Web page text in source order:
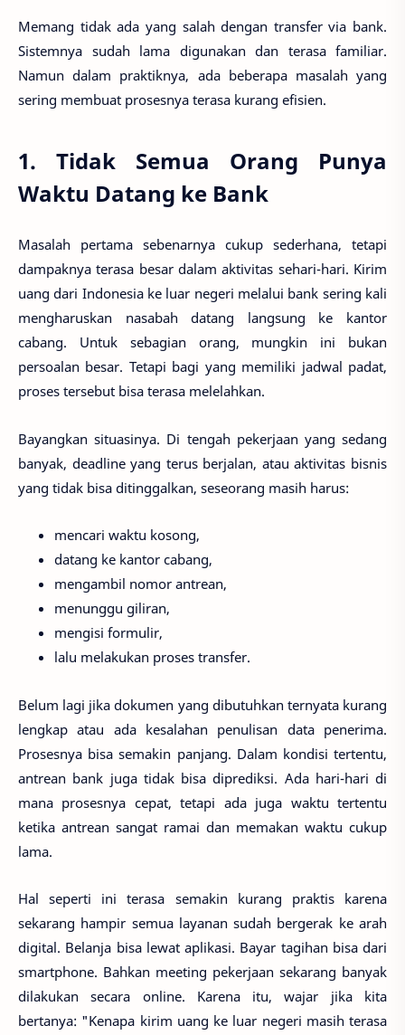
Memang tidak ada yang salah dengan transfer via bank.
Sistemnya sudah lama digunakan dan terasa familiar.
Namun dalam praktiknya, ada beberapa masalah yang
sering membuat prosesnya terasa kurang efisien.
1. Tidak Semua Orang Punya
Waktu Datang ke Bank
Masalah pertama sebenarnya cukup sederhana, tetapi
dampaknya terasa besar dalam aktivitas sehari-hari. Kirim
uang dari Indonesia ke luar negeri melalui bank sering kali
mengharuskan nasabah datang langsung ke kantor
cabang. Untuk sebagian orang, mungkin ini bukan
persoalan besar. Tetapi bagi yang memiliki jadwal padat,
proses tersebut bisa terasa melelahkan.
Bayangkan situasinya. Di tengah pekerjaan yang sedang
banyak, deadline yang terus berjalan, atau aktivitas bisnis
yang tidak bisa ditinggalkan, seseorang masih harus:
mencari waktu kosong,
datang ke kantor cabang,
mengambil nomor antrean,
menunggu giliran,
mengisi formulir,
lalu melakukan proses transfer.
Belum lagi jika dokumen yang dibutuhkan ternyata kurang
lengkap atau ada kesalahan penulisan data penerima.
Prosesnya bisa semakin panjang. Dalam kondisi tertentu,
antrean bank juga tidak bisa diprediksi. Ada hari-hari di
mana prosesnya cepat, tetapi ada juga waktu tertentu
ketika antrean sangat ramai dan memakan waktu cukup
lama.
Hal seperti ini terasa semakin kurang praktis karena
sekarang hampir semua layanan sudah bergerak ke arah
digital. Belanja bisa lewat aplikasi. Bayar tagihan bisa dari
smartphone. Bahkan meeting pekerjaan sekarang banyak
dilakukan secara online. Karena itu, wajar jika kita
bertanya: "Kenapa kirim uang ke luar negeri masih terasa